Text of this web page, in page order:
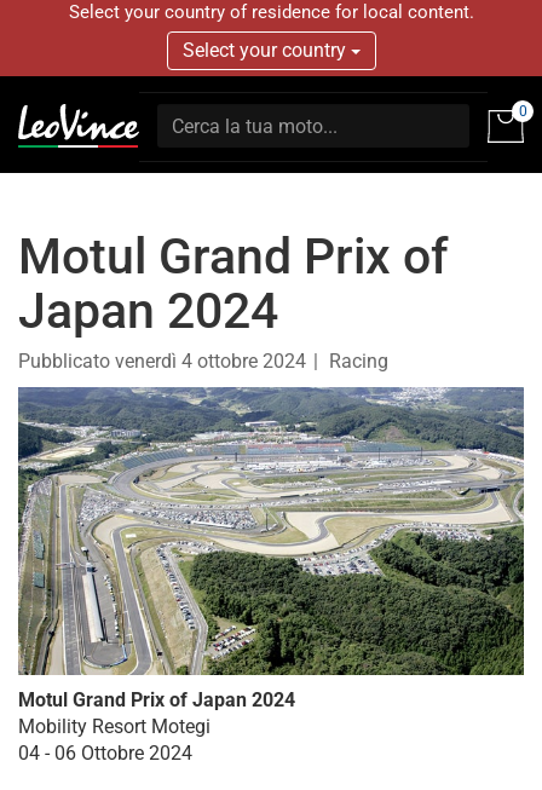
Select your country of residence for local content.
Select your country
0
Motul Grand Prix of
Japan 2024
Pubblicato venerdì 4 ottobre 2024 Racing
Motul Grand Prix of Japan 2024
Mobility Resort Motegi
04 - 06 Ottobre 2024